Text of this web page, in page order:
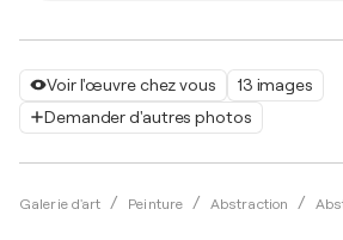
Voir l'œuvre chez vous
13 images
Demander d'autres photos
Galerie d'art Peinture Abstraction